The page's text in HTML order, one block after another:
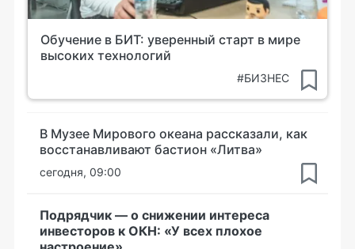
Обучение в БИТ: уверенный старт в мире
высоких технологий
#БИЗНЕС
В Музее Мирового океана рассказали, как
восстанавливают бастион «Литва»
сегодня, 09:00
Подрядчик — о снижении интереса
инвесторов к ОКН: «У всех плохое